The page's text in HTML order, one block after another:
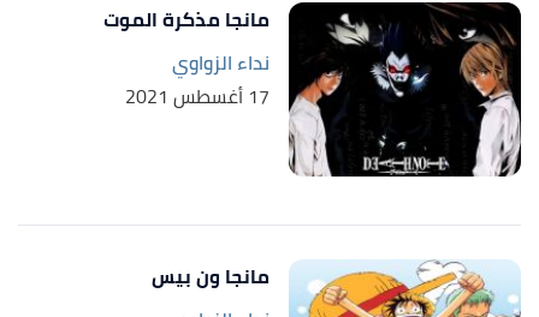
مانجا مذكرة الموت
نداء الزواوي
17 أغسطس 2021
مانجا ون بيس